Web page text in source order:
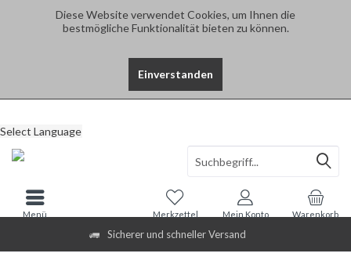
Diese Website verwendet Cookies, um Ihnen die
bestmögliche Funktionalität bieten zu können.
Einverstanden
Sicherer und schneller Versand
Select Language
Warenkorb
Merkzettel Mein Konto
Menü